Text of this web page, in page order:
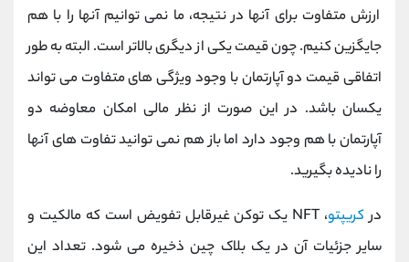
ارزش متفاوت برای آنها در نتیجه، ما نمی توانیم آنها را با هم
جایگزین کنیم. چون قیمت یکی از دیگری بالاتر است. البته به طور
اتفاقی قیمت دو آپارتمان با وجود ویژگی های متفاوت می تواند
یکسان باشد. در این صورت از نظر مالی امکان معاوضه دو
آپارتمان با هم وجود دارد اما باز هم نمی توانید تفاوت های آنها
را نادیده بگیرید.
درکریپتو
، NFT یک توکن غیرقابل تفویض است که مالکیت و
سایر جزئیات آن در یک بلاک چین ذخیره می شود. تعداد این